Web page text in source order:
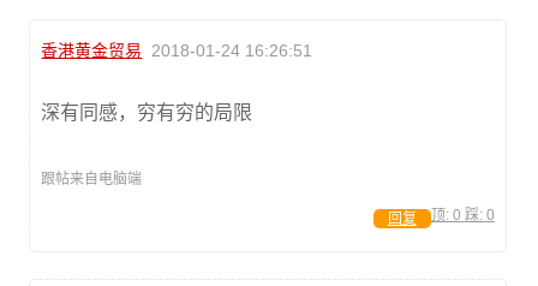
香港黄金贸易 2018-01-24 16:26:51
深有同感，穷有穷的局限
跟帖来自电脑端
顶: 0 踩: 0
回复